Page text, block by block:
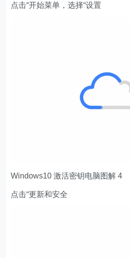
点击“开始菜单，选择“设置
Windows10 激活密钥电脑图解 4
点击“更新和安全